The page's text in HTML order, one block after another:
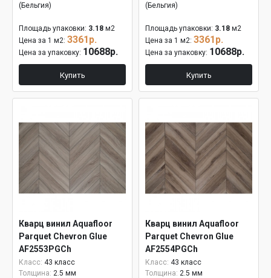
(Бельгия)
Площадь упаковки: 3.18 м2
Цена за 1 м2: 3361р.
Цена за упаковку: 10688р.
Купить
(Бельгия)
Площадь упаковки: 3.18 м2
Цена за 1 м2: 3361р.
Цена за упаковку: 10688р.
Купить
Кварц винил Aquafloor
Parquet Chevron Glue
AF2553PGCh
Класс: 43 класс
Толщина: 2.5 мм
Кварц винил Aquafloor
Parquet Chevron Glue
AF2554PGCh
Класс: 43 класс
Толщина: 2.5 мм